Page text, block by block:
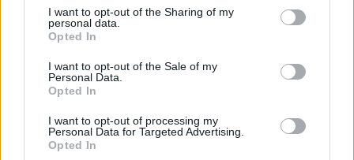
I want to opt-out of the Sharing of my
personal data.
Opted In
I want to opt-out of the Sale of my
Personal Data.
Opted In
I want to opt-out of processing my
Personal Data for Targeted Advertising.
Opted In
James Slipper, 18 Allan Alaalatoa, 19 Lukhan
Salakaia-Loto, 20 Langi Gleeson, 21 Tate
McDermott, 22 Tom Lynagh, 23 Dylan Pietsch
13 Rieko Ioane, 12 Jordie Barrett, 11 Caleb
Clarke, 10 Damian McKenzie, 9 Cortez Ratima,